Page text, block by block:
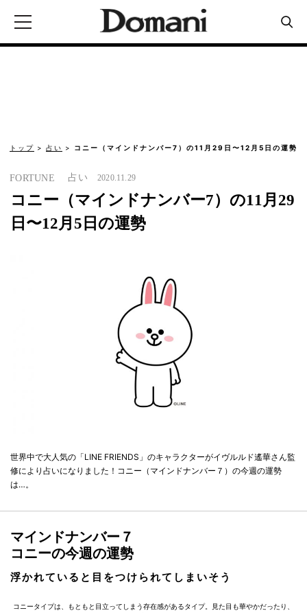
トップ 占い コニー（マインドナンバー7）の11月29日〜12月5日の運勢
FORTUNE 占い 2020.11.29
コニー（マインドナンバー7）の11月29
日〜12月5日の運勢
世界中で大人気の「LINE FRIENDS」のキャラクターがイヴルルド遙華さん監
修により占いになりました！コニー（マインドナンバー７）の今週の運勢
は…。
マインドナンバー７
コニーの今週の運勢
浮かれていると目をつけられてしまいそう
コニータイプは、もともと目立ってしまう存在感があるタイプ。見た目も華やかだったり、